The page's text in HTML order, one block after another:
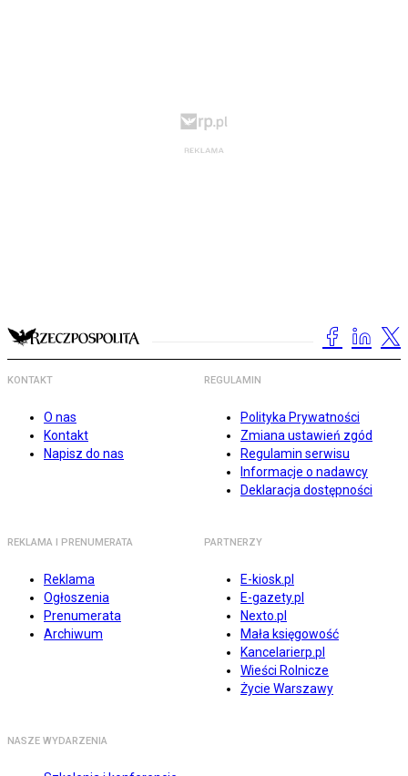
KONTAKT
O nas
Kontakt
Napisz do nas
REGULAMIN
Polityka Prywatności
Zmiana ustawień zgód
Regulamin serwisu
Informacje o nadawcy
Deklaracja dostępności
REKLAMA I PRENUMERATA
Reklama
Ogłoszenia
Prenumerata
Archiwum
PARTNERZY
E-kiosk.pl
E-gazety.pl
Nexto.pl
Mała księgowość
Kancelarierp.pl
Wieści Rolnicze
Życie Warszawy
NASZE WYDARZENIA